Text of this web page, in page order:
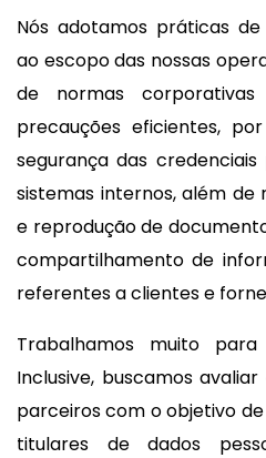
Nós adotamos práticas
ao escopo das nossas
de normas corporativas
precauções eficientes,
segurança das
sistemas internos, além
e reprodução de
compartilhamento de
referentes a clientes e
Trabalhamos muito
Inclusive, buscamos
parceiros com o objetivo
titulares de dados